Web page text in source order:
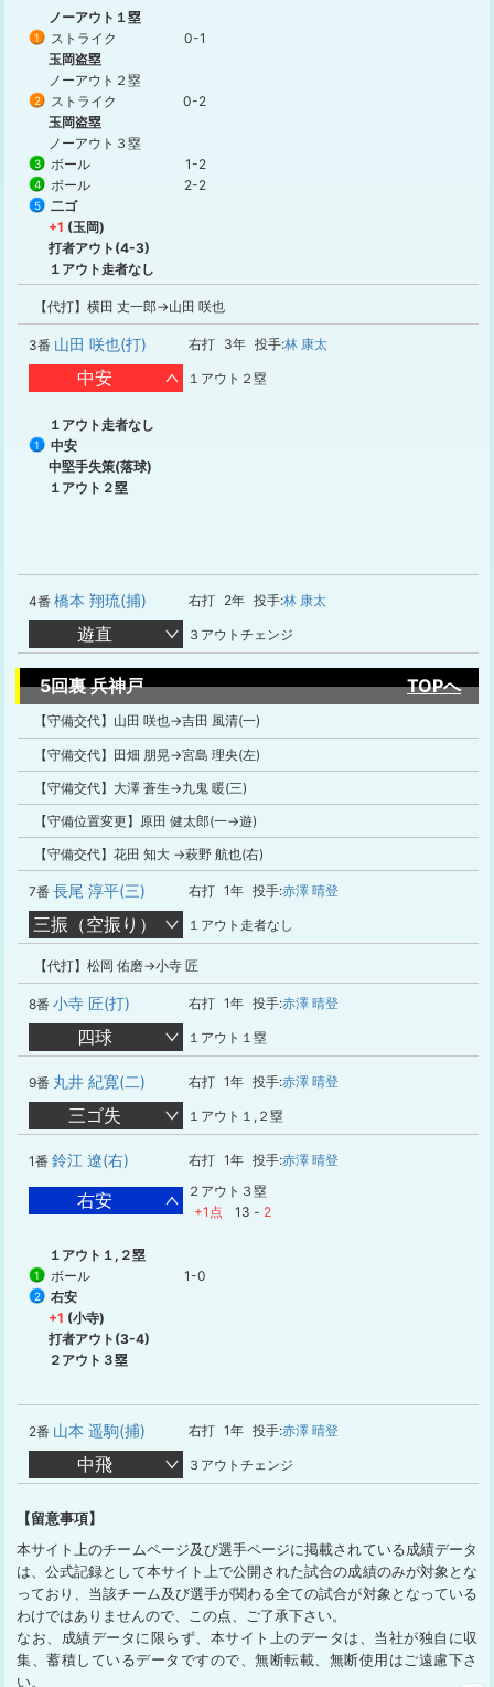
ノーアウト１塁
1 ストライク
0-1
玉岡盗塁
ノーアウト２塁
2 ストライク
0-2
玉岡盗塁
ノーアウト３塁
3 ボール 1-2
4 ボール 2-2
5
二ゴ
+1 (玉岡)
打者アウト(4-3)
１アウト走者なし
【代打】横田 丈一郎→山田 咲也
3番 山田 咲也(打) 右打 3年 投手:林 康太
中安 １アウト２塁
１アウト走者なし
1
中安
中堅手失策(落球)
１アウト２塁
4番 橋本 翔琉(捕) 右打 2年 投手:林 康太
遊直 ３アウトチェンジ
5回裏 兵神戸 TOPへ
【守備交代】山田 咲也→吉田 風清(一)
【守備交代】田畑 朋晃→宮島 理央(左)
【守備交代】大澤 蒼生→九鬼 暖(三)
【守備位置変更】原田 健太郎(一→遊)
【守備交代】花田 知大 →萩野 航也(右)
7番 長尾 淳平(三) 右打 1年 投手:赤澤 晴登
三振（空振り） １アウト走者なし
【代打】松岡 佑磨→小寺 匠
8番 小寺 匠(打) 右打 1年 投手:赤澤 晴登
四球 １アウト１塁
9番 丸井 紀寛(二) 右打 1年 投手:赤澤 晴登
三ゴ失 １アウト１,２塁
1番 鈴江 遼(右) 右打 1年 投手:赤澤 晴登
右安
２アウト３塁
+1点
13 - 2
１アウト１,２塁
1 ボール 1-0
2
右安
+1 (小寺)
打者アウト(3-4)
２アウト３塁
2番 山本 遥駒(捕) 右打 1年 投手:赤澤 晴登
中飛 ３アウトチェンジ
【留意事項】
本サイト上のチームページ及び選手ページに掲載されている成績データ
は、公式記録として本サイト上で公開された試合の成績のみが対象とな
っており、当該チーム及び選手が関わる全ての試合が対象となっている
わけではありませんので、この点、ご了承下さい。
なお、成績データに限らず、本サイト上のデータは、当社が独自に収
集、蓄積しているデータですので、無断転載、無断使用はご遠慮下さ
い。